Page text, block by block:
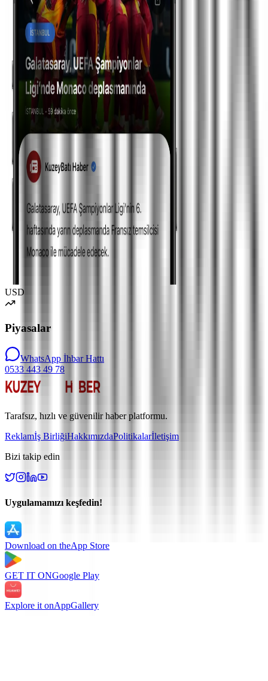
USD
Piyasalar
WhatsApp İhbar Hattı
0533 443 49 78
Tarafsız, hızlı ve güvenilir haber platformu.
Reklamİş BirliğiHakkımızdaPolitikalarİletişim
Bizi takip edin
Uygulamamızı keşfedin!
Download on theApp Store
GET IT ONGoogle Play
Explore it onAppGallery